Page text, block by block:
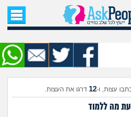
עמוד הבית
שאל שאלה
שאלות חדשות
שאלות שעוררו עניין
עצות, ו-12 דרגו את העצות.
מה ללמוד